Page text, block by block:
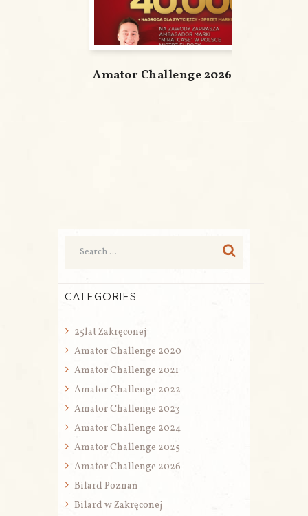
Amator Challenge 2026
CATEGORIES
25lat Zakręconej
Amator Challenge 2020
Amator Challenge 2021
Amator Challenge 2022
Amator Challenge 2023
Amator Challenge 2024
Amator Challenge 2025
Amator Challenge 2026
Bilard Poznań
Bilard w Zakręconej